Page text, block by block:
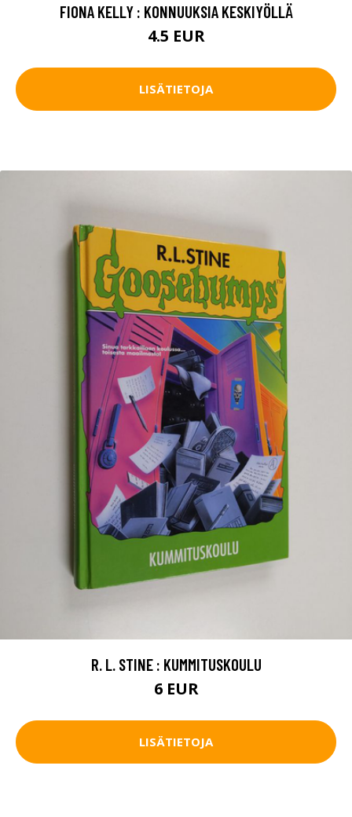
FIONA KELLY : KONNUUKSIA KESKIYÖLLÄ
4.5 EUR
LISÄTIETOJA
R. L. STINE : KUMMITUSKOULU
6 EUR
LISÄTIETOJA